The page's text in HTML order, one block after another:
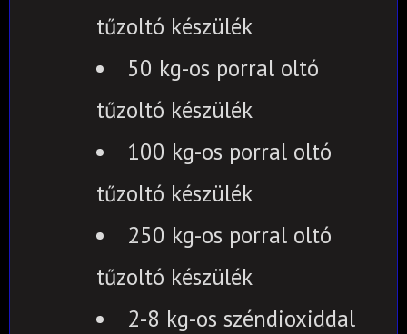
tűzoltó készülék
50 kg-os porral oltó
tűzoltó készülék
100 kg-os porral oltó
tűzoltó készülék
250 kg-os porral oltó
tűzoltó készülék
2-8 kg-os széndioxiddal